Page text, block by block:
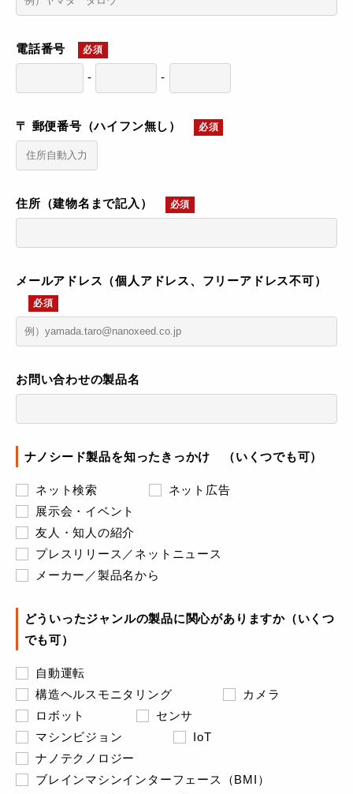
電話番号 必須
- -
〒 郵便番号（ハイフン無し） 必須
住所（建物名まで記入） 必須
メールアドレス（個人アドレス、フリーアドレス不可）
必須
お問い合わせの製品名
ナノシード製品を知ったきっかけ （いくつでも可）
ネット検索
ネット広告
展示会・イベント
友人・知人の紹介
プレスリリース／ネットニュース
メーカー／製品名から
どういったジャンルの製品に関心がありますか（いくつ
でも可）
自動運転
構造ヘルスモニタリング
カメラ
ロボット
センサ
マシンビジョン
IoT
ナノテクノロジー
ブレインマシンインターフェース（BMI）